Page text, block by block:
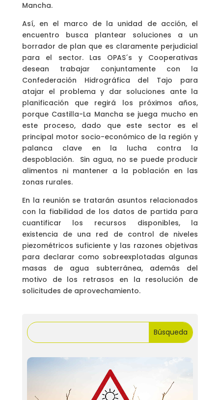
Mancha.
Así, en el marco de la unidad de acción, el
encuentro busca plantear soluciones a un
borrador de plan que es claramente perjudicial
para el sector. Las OPAS´s y Cooperativas
desean trabajar conjuntamente con la
Confederación Hidrográfica del Tajo para
atajar el problema y dar soluciones ante la
planificación que regirá los próximos años,
porque Castilla-La Mancha se juega mucho en
este proceso, dado que este sector es el
principal motor socio-económico de la región y
palanca clave en la lucha contra la
despoblación. Sin agua, no se puede producir
alimentos ni mantener a la población en las
zonas rurales.
En la reunión se tratarán asuntos relacionados
con la fiabilidad de los datos de partida para
cuantificar los recursos disponibles, la
existencia de una red de control de niveles
piezométricos suficiente y las razones objetivas
para declarar como sobreexplotadas algunas
masas de agua subterránea, además del
motivo de los retrasos en la resolución de
solicitudes de aprovechamiento.